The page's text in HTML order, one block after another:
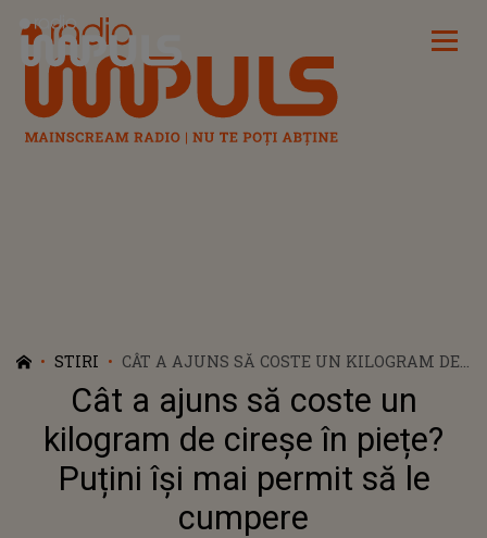
Radio Impuls
STIRI
CÂT A AJUNS SĂ COSTE UN KILOGRAM DE
CIREȘE ÎN PIEȚE? PUȚINI ÎȘI MAI PERMIT
SĂ LE CUMPERE
Cât a ajuns să coste un
kilogram de cireșe în piețe?
Puțini își mai permit să le
cumpere